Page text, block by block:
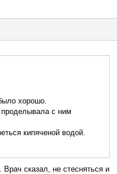
хорошо.
проделывала с ним
кипяченой водой.
сказал, не стесняться и